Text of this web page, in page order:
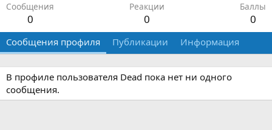
Сообщения
0
Реакции
0
Баллы
0
Сообщения профиля Публикации Информация
В профиле пользователя Dead пока нет ни одного
сообщения.